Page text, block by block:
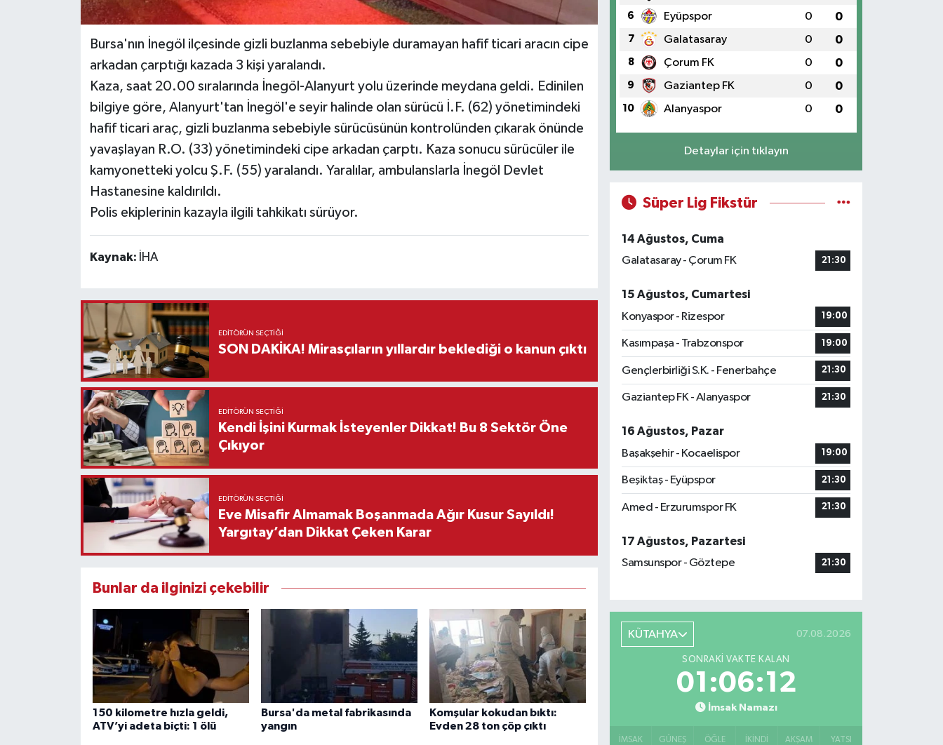
Bursa'nın İnegöl ilçesinde gizli buzlanma sebebiyle duramayan hafif ticari aracın cipe
arkadan çarptığı kazada 3 kişi yaralandı.
Kaza, saat 20.00 sıralarında İnegöl-Alanyurt yolu üzerinde meydana geldi. Edinilen
bilgiye göre, Alanyurt'tan İnegöl'e seyir halinde olan sürücü İ.F. (62) yönetimindeki
hafif ticari araç, gizli buzlanma sebebiyle sürücüsünün kontrolünden çıkarak önünde
yavaşlayan R.O. (33) yönetimindeki cipe arkadan çarptı. Kaza sonucu sürücüler ile
kamyonetteki yolcu Ş.F. (55) yaralandı. Yaralılar, ambulanslarla İnegöl Devlet
Hastanesine kaldırıldı.
Polis ekiplerinin kazayla ilgili tahkikatı sürüyor.
Kaynak: İHA
EDITÖRÜN SEÇTIĞI
SON DAKİKA! Mirasçıların yıllardır beklediği o kanun çıktı
EDITÖRÜN SEÇTIĞI
Kendi İşini Kurmak İsteyenler Dikkat! Bu 8 Sektör Öne
Çıkıyor
EDITÖRÜN SEÇTIĞI
Eve Misafir Almamak Boşanmada Ağır Kusur Sayıldı!
Yargıtay’dan Dikkat Çeken Karar
Bunlar da ilginizi çekebilir
150 kilometre hızla geldi,
ATV’yi adeta biçti: 1 ölü
Bursa'da metal fabrikasında
yangın
Komşular kokudan bıktı:
Evden 28 ton çöp çıktı
6 Eyüpspor 0 0
7 Galatasaray 0 0
8 Çorum FK 0 0
9 Gaziantep FK 0 0
10 Alanyaspor 0 0
Detaylar için tıklayın
Süper Lig Fikstür
14 Ağustos, Cuma
Galatasaray - Çorum FK
21:30
15 Ağustos, Cumartesi
Konyaspor - Rizespor
19:00
Kasımpaşa - Trabzonspor 19:00
Gençlerbirliği S.K. - Fenerbahçe 21:30
Gaziantep FK - Alanyaspor 21:30
16 Ağustos, Pazar
Başakşehir - Kocaelispor
19:00
Beşiktaş - Eyüpspor 21:30
Amed - Erzurumspor FK 21:30
17 Ağustos, Pazartesi
Samsunspor - Göztepe
21:30
KÜTAHYA 07.08.2026
SONRAKI VAKTE KALAN
01:06:11
İmsak Namazı
İMSAK GÜNEŞ ÖĞLE İKINDI AKŞAM YATSI
Teknoloji
Vefat Haberleri